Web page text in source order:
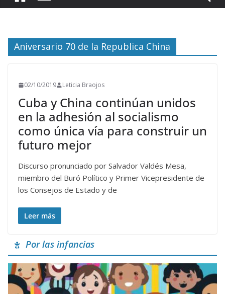
Aniversario 70 de la Republica China
02/10/2019 Leticia Braojos
Cuba y China continúan unidos
en la adhesión al socialismo
como única vía para construir un
futuro mejor
Discurso pronunciado por Salvador Valdés Mesa,
miembro del Buró Político y Primer Vicepresidente de
los Consejos de Estado y de
Leer más
Por las infancias